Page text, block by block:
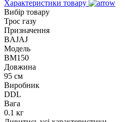
Характеристики товару
Вибір товару
Трос газу
Призначення
BAJAJ
Модель
BM150
Довжина
95 см
Виробник
DDL
Вага
0.1 кг